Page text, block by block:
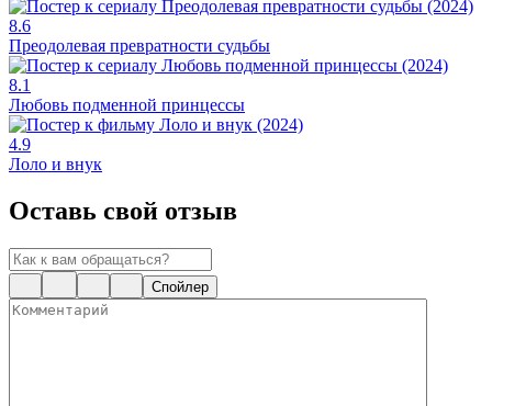
8.6
Преодолевая превратности судьбы
8.1
Любовь подменной принцессы
4.9
Лоло и внук
Оставь свой отзыв
Спойлер